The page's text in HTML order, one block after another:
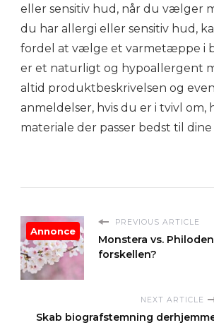
eller sensitiv hud, når du vælger
du har allergi eller sensitiv hud,
fordel at vælge et varmetæppe i
er et naturligt og hypoallergent
altid produktbeskrivelsen og
anmeldelser, hvis du er i tvivl om,
materiale der passer bedst til dine
PREVIOUS ARTICLE
Monstera vs.
forskellen?
Annonce
NEXT ARTICLE
Skab biografstemning